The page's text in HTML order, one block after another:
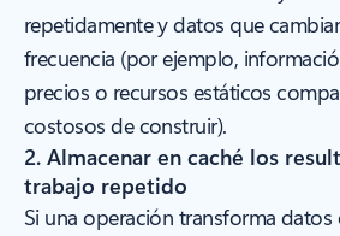
repetidamente y datos que
frecuencia (por ejemplo,
precios o recursos estáticos
costosos de construir).
2. Almacenar en caché los
trabajo repetido
Si una operación transforma datos